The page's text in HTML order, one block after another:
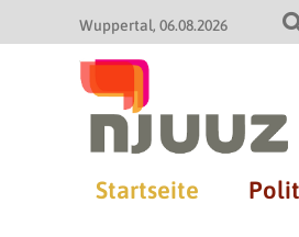
Wuppertal 06.08.2026
Startseite